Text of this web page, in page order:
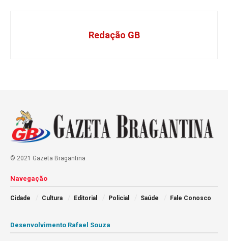
Redação GB
© 2021 Gazeta Bragantina
Navegação
Cidade Cultura Editorial Policial Saúde Fale Conosco
Desenvolvimento Rafael Souza